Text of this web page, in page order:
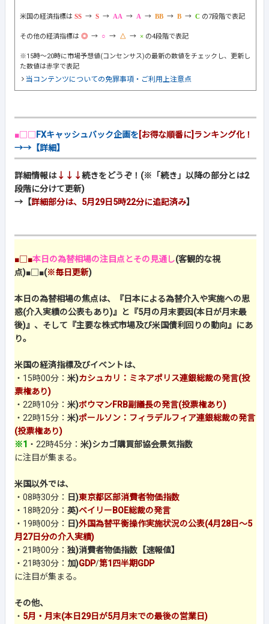
米国の経済指標は → → → → → → の7段階で表記
その他の経済指標は → → → の4段階で表記
※15時～20時に市場予想値(コンセンサス)の最新の数値をチェックし、更新し
た数値は赤字で表記
当コンテンツについての免罪事項・ご利用上注意点
■□□ FXキャッシュバック企画を [お得な順番に]ランキング化！
→→【詳細】
詳細情報は↓↓↓続きをどうぞ！(※「続き」以降の部分とは2
段階に分けて更新)
→【詳細部分は、5月29日5時22分に追記済み】
■□■本日の為替相場の注目点とその見通し(客観的な視
点)■□■(※毎日更新)
本日の為替相場の焦点は、『日本による為替介入や実施への思
惑(介入実績の公表もあり)』と『5月の月末要因(本日が月末最
後)』、そして『主要な株式市場及び米国債利回りの動向』にあ
り。
米国の経済指標及びイベントは、
・15時00分： 米)カシュカリ：ミネアポリス連銀総裁の発言(投
票権あり)
・22時10分： 米)ボウマンFRB副議長の発言(投票権あり)
・22時15分： 米)ポールソン：フィラデルフィア連銀総裁の発言
(投票権あり)
※1 ・22時45分： 米)シカゴ購買部協会景気指数
に注目が集まる。
米国以外では、
・08時30分：
日)東京都区部消費者物価指数
・18時20分： 英)ベイリーBOE総裁の発言
・19時00分：
日)外国為替平衡操作実施状況の公表(4月28日～5
月27日分の介入実績)
・21時00分： 独)消費者物価指数【速報値】
・21時30分： 加)GDP/第1四半期GDP
に注目が集まる。
その他、
・ 5月・月末(本日29日が5月月末での最後の営業日)